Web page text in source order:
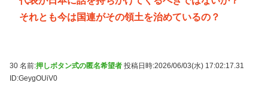
それとも今は国連がその領土を治めているの？
30 名前:押しボタン式の匿名希望者 投稿日時:2026/06/03(水) 17:02:17.31
ID:GeygOUiV0